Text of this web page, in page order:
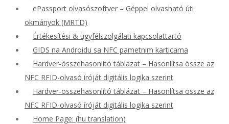
ePassport olvasószoftver – Géppel olvasható úti
okmányok (MRTD)
Értékesítési & ügyfélszolgálati kapcsolattartó
GIDS na Androidu sa NFC pametnim karticama
Hardver-összehasonlító táblázat – Hasonlítsa össze az
NFC RFID-olvasó íróját digitális logika szerint
Hardver-összehasonlító táblázat – Hasonlítsa össze az
NFC RFID-olvasó íróját digitális logika szerint
Home Page: (hu translation)